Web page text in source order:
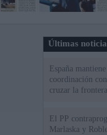
Últimas
España
coordinación
cruzar la
El PP
Marlaska y